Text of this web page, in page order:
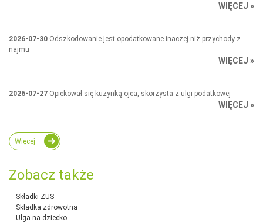
WIĘCEJ »
2026-07-30 Odszkodowanie jest opodatkowane inaczej niż przychody z
najmu
WIĘCEJ »
2026-07-27 Opiekował się kuzynką ojca, skorzysta z ulgi podatkowej
WIĘCEJ »
Więcej
Zobacz także
Składki ZUS
Składka zdrowotna
Ulga na dziecko